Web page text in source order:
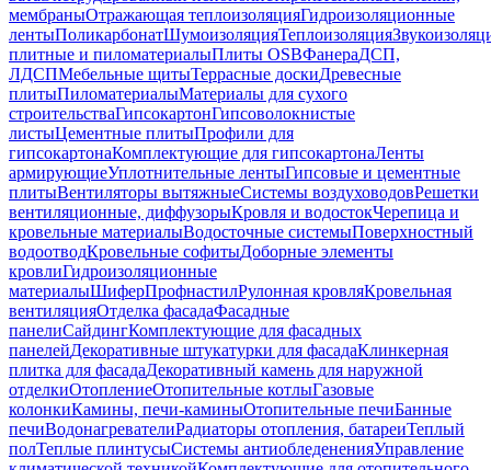
мембраныОтражающая теплоизоляцияГидроизоляционные
лентыПоликарбонатШумоизоляцияТеплоизоляция
плитные и пиломатериалыПлиты OSBФанераДСП,
ЛДСПМебельные щитыТеррасные доскиДревесные
плитыПиломатериалыМатериалы для сухого
строительстваГипсокартонГипсоволокнистые
листыЦементные плитыПрофили для
гипсокартонаКомплектующие для гипсокартонаЛенты
армирующиеУплотнительные лентыГипсовые и цементные
плитыВентиляторы вытяжныеСистемы воздуховодовРешетки
вентиляционные, диффузорыКровля и водостокЧерепица и
кровельные материалыВодосточные системыПоверхностный
водоотводКровельные софитыДоборные элементы
кровлиГидроизоляционные
материалыШиферПрофнастилРулонная кровляКровельная
вентиляцияОтделка фасадаФасадные
панелиСайдингКомплектующие для фасадных
панелейДекоративные штукатурки для фасадаКлинкерная
плитка для фасадаДекоративный камень для наружной
отделкиОтоплениеОтопительные котлыГазовые
колонкиКамины, печи-каминыОтопительные печиБанные
печиВодонагревателиРадиаторы отопления, батареиТеплый
полТеплые плинтусыСистемы антиобледененияУправление